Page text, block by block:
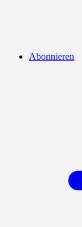
Abonnieren